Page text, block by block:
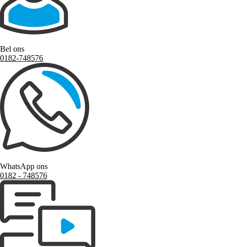
Bel ons
0182-748576
WhatsApp ons
0182 ‑ 748576